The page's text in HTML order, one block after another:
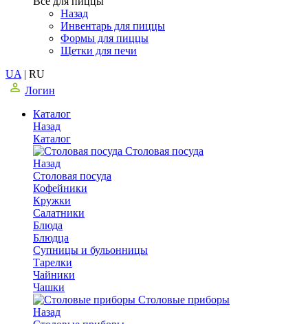
Назад
Инвентарь для пиццы
Формы для пиццы
Щетки для печи
UA | RU
Логин
Каталог
Назад
Каталог
Столовая посуда
Назад
Столовая посуда
Кофейники
Кружки
Салатники
Блюда
Блюдца
Супницы и бульонницы
Тарелки
Чайники
Чашки
Cтоловые приборы
Назад